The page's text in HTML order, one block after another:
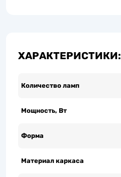
ХАРАКТЕРИСТИКИ:
Количество ламп
Мощность, Вт
Форма
Материал каркаса